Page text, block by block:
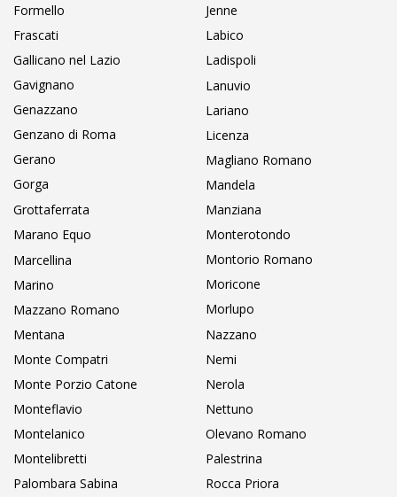
Formello
Frascati
Gallicano nel Lazio
Gavignano
Genazzano
Genzano di Roma
Gerano
Gorga
Grottaferrata
Jenne
Labico
Ladispoli
Lanuvio
Lariano
Licenza
Magliano Romano
Mandela
Manziana
Marano Equo
Marcellina
Marino
Mazzano Romano
Mentana
Monte Compatri
Monte Porzio Catone
Monteflavio
Montelanico
Montelibretti
Monterotondo
Montorio Romano
Moricone
Morlupo
Nazzano
Nemi
Nerola
Nettuno
Olevano Romano
Palestrina
Palombara Sabina
Rocca Priora